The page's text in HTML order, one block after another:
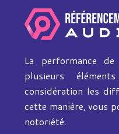
La performance
plusieurs
considération les
cette manière, vous
notoriété.